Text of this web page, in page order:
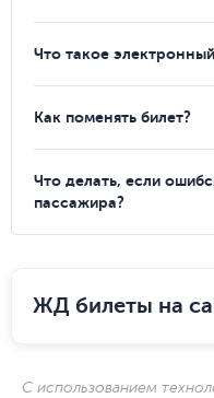
Что такое
Как поменять билет?
Что делать, если
пассажира?
ЖД билеты на
С использованием